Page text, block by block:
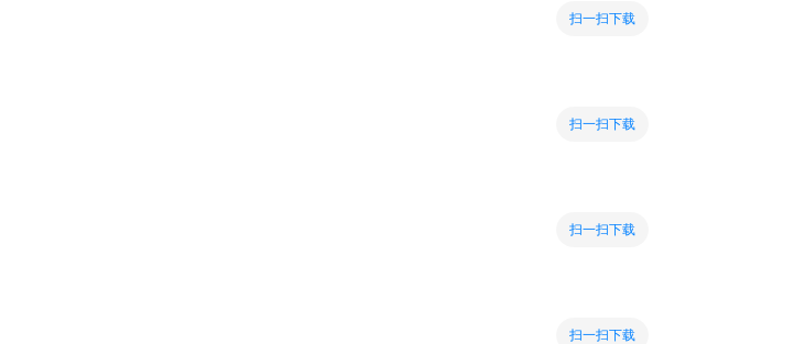
扫一扫下载
扫一扫下载
扫一扫下载
扫一扫下载